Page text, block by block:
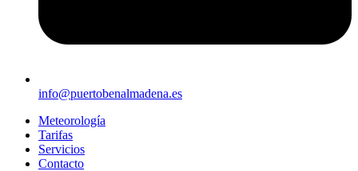
info@puertobenalmadena.es
Meteorología
Tarifas
Servicios
Contacto